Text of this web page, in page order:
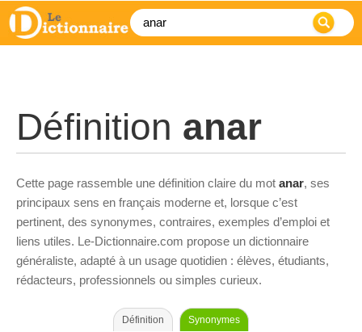
Définition anar
Cette page rassemble une définition claire du mot anar, ses
principaux sens en français moderne et, lorsque c’est
pertinent, des synonymes, contraires, exemples d’emploi et
liens utiles. Le-Dictionnaire.com propose un dictionnaire
généraliste, adapté à un usage quotidien : élèves, étudiants,
rédacteurs, professionnels ou simples curieux.
Définition Synonymes